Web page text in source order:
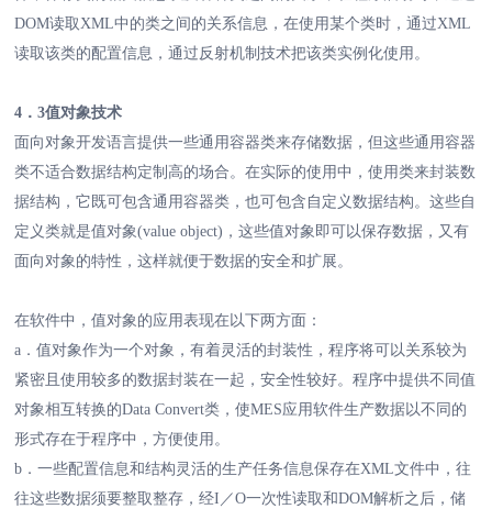
DOM读取XML中的类之间的关系信息，在使用某个类时，通过XML
读取该类的配置信息，通过反射机制技术把该类实例化使用。
4．3值对象技术
面向对象开发语言提供一些通用容器类来存储数据，但这些通用容器
类不适合数据结构定制高的场合。在实际的使用中，使用类来封装数
据结构，它既可包含通用容器类，也可包含自定义数据结构。这些自
定义类就是值对象(value object)，这些值对象即可以保存数据，又有
面向对象的特性，这样就便于数据的安全和扩展。
在软件中，值对象的应用表现在以下两方面：
a．值对象作为一个对象，有着灵活的封装性，程序将可以关系较为
紧密且使用较多的数据封装在一起，安全性较好。程序中提供不同值
对象相互转换的Data Convert类，使MES应用软件生产数据以不同的
形式存在于程序中，方便使用。
b．一些配置信息和结构灵活的生产任务信息保存在XML文件中，往
往这些数据须要整取整存，经I／O一次性读取和DOM解析之后，储